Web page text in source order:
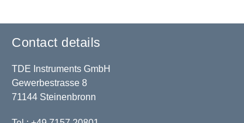
Contact details
TDE Instruments GmbH
Gewerbestrasse 8
71144 Steinenbronn